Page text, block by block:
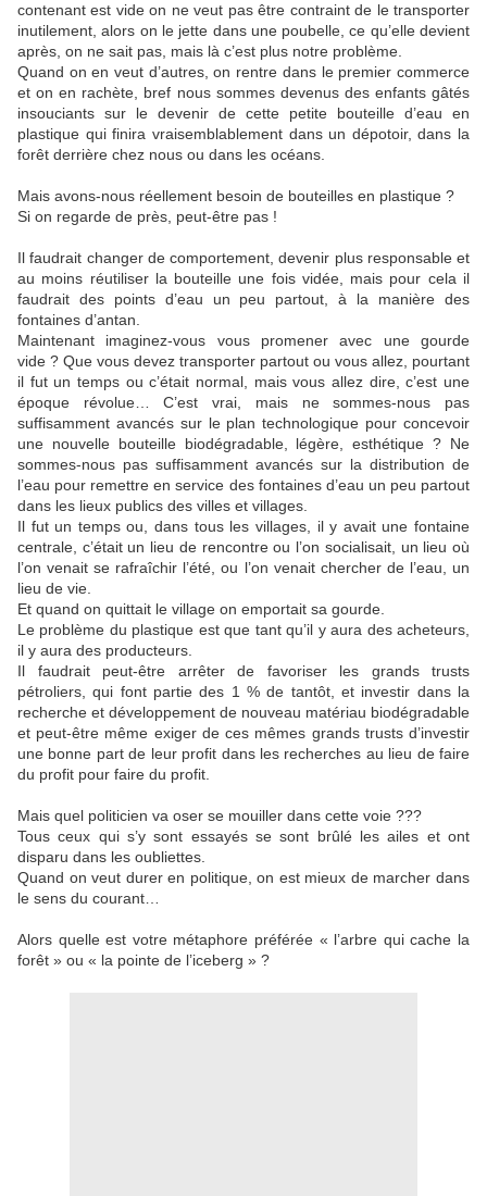
contenant est vide on ne veut pas être contraint de le transporter
inutilement, alors on le jette dans une poubelle, ce qu’elle devient
après, on ne sait pas, mais là c’est plus notre problème.
Quand on en veut d’autres, on rentre dans le premier commerce
et on en rachète, bref nous sommes devenus des enfants gâtés
insouciants sur le devenir de cette petite bouteille d’eau en
plastique qui finira vraisemblablement dans un dépotoir, dans la
forêt derrière chez nous ou dans les océans.
Mais avons-nous réellement besoin de bouteilles en plastique ?
Si on regarde de près, peut-être pas !
Il faudrait changer de comportement, devenir plus responsable et
au moins réutiliser la bouteille une fois vidée, mais pour cela il
faudrait des points d’eau un peu partout, à la manière des
fontaines d’antan.
Maintenant imaginez-vous vous promener avec une gourde
vide ? Que vous devez transporter partout ou vous allez, pourtant
il fut un temps ou c’était normal, mais vous allez dire, c’est une
époque révolue… C’est vrai, mais ne sommes-nous pas
suffisamment avancés sur le plan technologique pour concevoir
une nouvelle bouteille biodégradable, légère, esthétique ? Ne
sommes-nous pas suffisamment avancés sur la distribution de
l’eau pour remettre en service des fontaines d’eau un peu partout
dans les lieux publics des villes et villages.
Il fut un temps ou, dans tous les villages, il y avait une fontaine
centrale, c’était un lieu de rencontre ou l’on socialisait, un lieu où
l’on venait se rafraîchir l’été, ou l’on venait chercher de l’eau, un
lieu de vie.
Et quand on quittait le village on emportait sa gourde.
Le problème du plastique est que tant qu’il y aura des acheteurs,
il y aura des producteurs.
Il faudrait peut-être arrêter de favoriser les grands trusts
pétroliers, qui font partie des 1 % de tantôt, et investir dans la
recherche et développement de nouveau matériau biodégradable
et peut-être même exiger de ces mêmes grands trusts d’investir
une bonne part de leur profit dans les recherches au lieu de faire
du profit pour faire du profit.
Mais quel politicien va oser se mouiller dans cette voie ???
Tous ceux qui s’y sont essayés se sont brûlé les ailes et ont
disparu dans les oubliettes.
Quand on veut durer en politique, on est mieux de marcher dans
le sens du courant…
Alors quelle est votre métaphore préférée « l’arbre qui cache la
forêt » ou « la pointe de l’iceberg » ?